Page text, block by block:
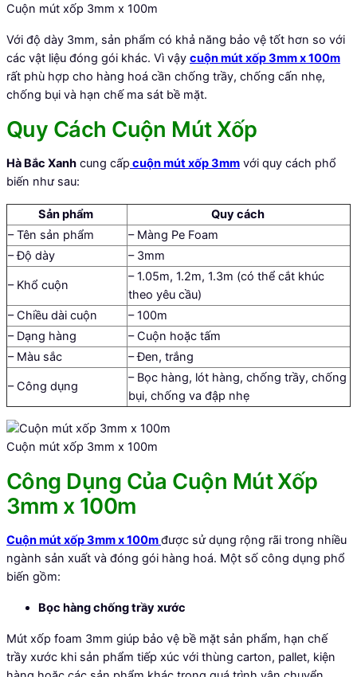
Cuộn mút xốp 3mm x 100m
Với độ dày 3mm, sản phẩm có khả năng bảo vệ tốt hơn so với
các vật liệu đóng gói khác. Vì vậy cuộn mút xốp 3mm x 100m
rất phù hợp cho hàng hoá cần chống trầy, chống cấn nhẹ,
chống bụi và hạn chế ma sát bề mặt.
Quy Cách Cuộn Mút Xốp
Hà Bắc Xanh cung cấp cuộn mút xốp 3mm với quy cách phổ
biến như sau:
Sản phẩm
Quy cách
– Tên sản phẩm
– Màng Pe Foam
– Độ dày
– 3mm
– Khổ cuộn
– 1.05m, 1.2m, 1.3m (có thể cắt khúc
theo yêu cầu)
– Chiều dài cuộn
– 100m
– Dạng hàng
– Cuộn hoặc tấm
– Màu sắc
– Đen, trắng
– Công dụng
– Bọc hàng, lót hàng, chống trầy, chống
bụi, chống va đập nhẹ
Cuộn mút xốp 3mm x 100m
Công Dụng Của Cuộn Mút Xốp
3mm x 100m
Cuộn mút xốp 3mm x 100mđược sử dụng rộng rãi trong nhiều
ngành sản xuất và đóng gói hàng hoá. Một số công dụng phổ
biến gồm:
Bọc hàng chống trầy xước
Mút xốp foam 3mm giúp bảo vệ bề mặt sản phẩm, hạn chế
trầy xước khi sản phẩm tiếp xúc với thùng carton, pallet, kiện